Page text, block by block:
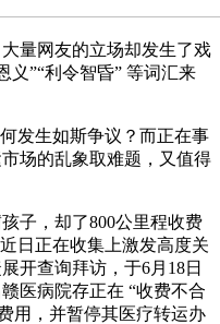
量网友的立场却发生了戏
义”“利令智昏” 等词汇来
发生如斯争议？而正在事
场的乱象取难题，又值得
，却了800公里程收费
日正在收集上激发高度关
开查询拜访，于6月18日
医病院存正在 “收费不合
用，并暂停其医疗转运办